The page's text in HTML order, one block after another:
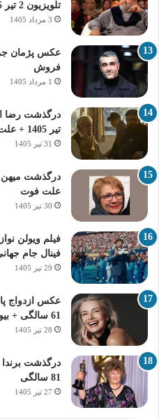
تلویزیون 2 تیر 1405 + علت فوت
3 مرداد 1405
عکس پژمان
فروش
1 مرداد 1405
تیر 1405 + علت فوت
31 تیر 1405
درگذشت میهن
علت فوت
30 تیر 1405
فیلم ویولن
فینال جام جهانی
29 تیر 1405
عکس ازدواج
61 سالگی + بیوگرافی
28 تیر 1405
درگذشت برندا
81 سالگی
27 تیر 1405